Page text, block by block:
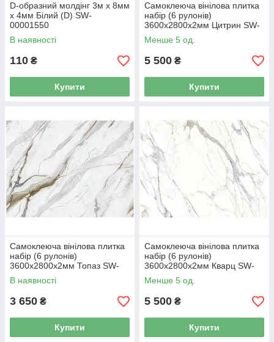
D-образний молдінг 3м х 8мм
х 4мм Білий (D) SW-
00001550
В наявності
110 ₴
Купити
Самоклеюча вінілова плитка
набір (6 рулонів)
3600х2800х2мм Цитрин SW-
00001450
Менше 5 од.
5 500 ₴
Купити
Самоклеюча вінілова плитка
набір (6 рулонів)
3600х2800х2мм Топаз SW-
00001452
В наявності
3 650 ₴
Купити
Самоклеюча вінілова плитка
набір (6 рулонів)
3600х2800х2мм Кварц SW-
00001453
Менше 5 од.
5 500 ₴
Купити